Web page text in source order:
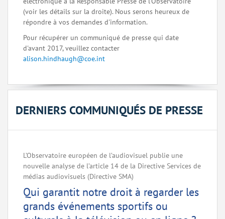
(voir les détails sur la droite). Nous serons heureux de
répondre à vos demandes d'information.
Pour récupérer un communiqué de presse qui date
d'avant 2017, veuillez contacter
alison.hindhaugh@coe.int
DERNIERS COMMUNIQUÉS DE PRESSE
L’Observatoire européen de l’audiovisuel publie une
nouvelle analyse de l’article 14 de la Directive Services de
médias audiovisuels (Directive SMA)
Qui garantit notre droit à regarder les
grands événements sportifs ou